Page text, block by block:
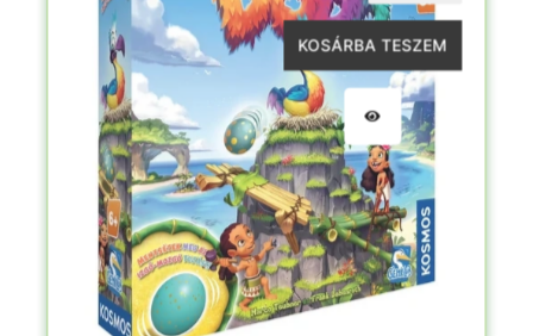
KOSÁRBA TESZEM